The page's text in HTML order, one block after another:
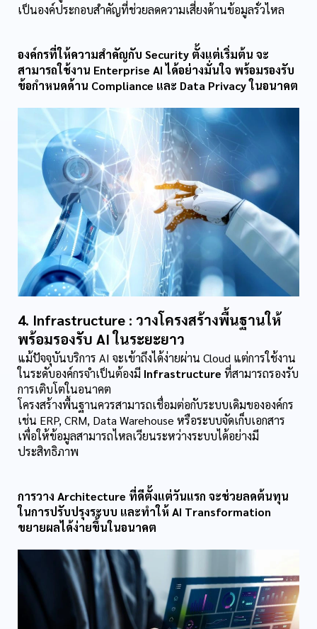
เป็นองค์ประกอบสำคัญที่ช่วยลดความเสี่ยงด้านข้อมูลรั่วไหล
องค์กรที่ให้ความสำคัญกับ Security ตั้งแต่เริ่มต้น จะ
สามารถใช้งาน Enterprise AI ได้อย่างมั่นใจ พร้อมรองรับ
ข้อกำหนดด้าน Compliance และ Data Privacy ในอนาคต
4. Infrastructure : วางโครงสร้างพื้นฐานให้
พร้อมรองรับ AI ในระยะยาว
แม้ปัจจุบันบริการ AI จะเข้าถึงได้ง่ายผ่าน Cloud แต่การใช้งาน
ในระดับองค์กรจำเป็นต้องมี Infrastructure ที่สามารถรองรับ
การเติบโตในอนาคต
โครงสร้างพื้นฐานควรสามารถเชื่อมต่อกับระบบเดิมขององค์กร
เช่น ERP, CRM, Data Warehouse หรือระบบจัดเก็บเอกสาร
เพื่อให้ข้อมูลสามารถไหลเวียนระหว่างระบบได้อย่างมี
ประสิทธิภาพ
การวาง Architecture ที่ดีตั้งแต่วันแรก จะช่วยลดต้นทุน
ในการปรับปรุงระบบ และทำให้ AI Transformation
ขยายผลได้ง่ายขึ้นในอนาคต